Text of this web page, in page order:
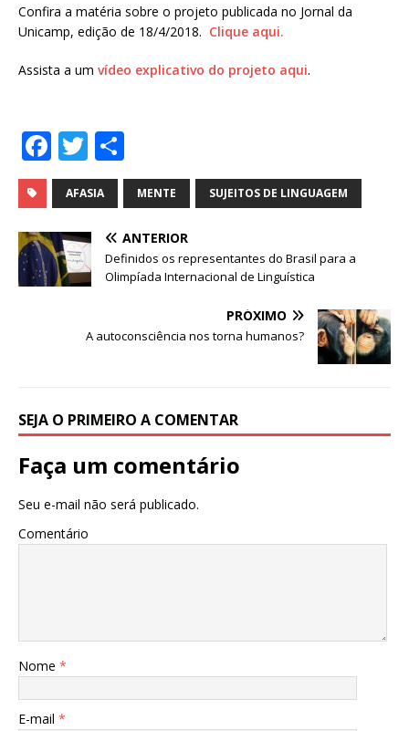
Confira a matéria sobre o projeto publicada no Jornal da
Unicamp, edição de 18/4/2018. Clique aqui.
Assista a um vídeo explicativo do projeto aqui.
F
a
c
e
b
o
T
w
it
te
r
h
ar
e
AFASIA MENTE SUJEITOS DE LINGUAGEM
ANTERIOR
Definidos os representantes do Brasil para a
Olimpíada Internacional de Linguística
PRÓXIMO
A autoconsciência nos torna humanos?
SEJA O PRIMEIRO A COMENTAR
Faça um comentário
Seu e-mail não será publicado.
Comentário
Nome *
E-mail *